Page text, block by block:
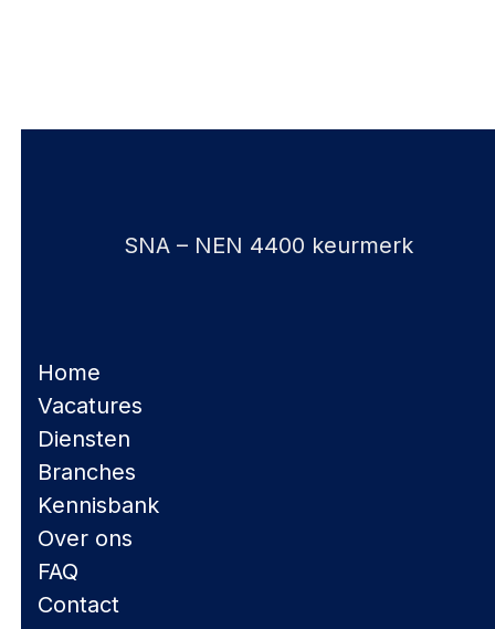
SNA – NEN 4400 keurmerk
Home
Vacatures
Diensten
Branches
Kennisbank
Over ons
FAQ
Contact